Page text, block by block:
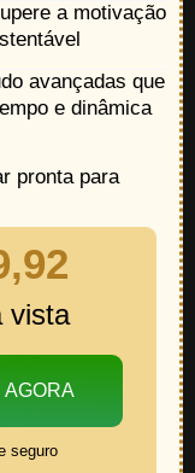
a motivação
avançadas que
e dinâmica
pronta para
vista
AGORA
seguro